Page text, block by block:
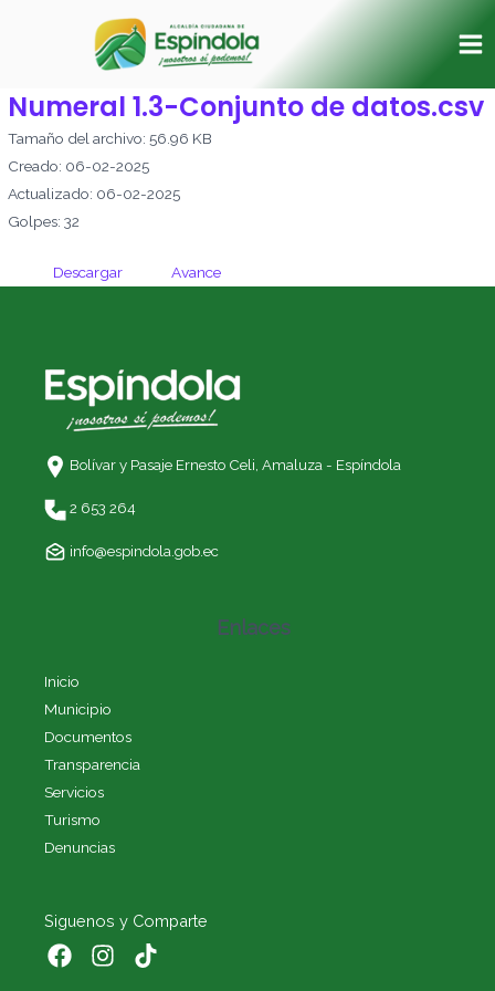
Numeral 1.3-Conjunto de datos.csv
Tamaño del archivo: 56.96 KB
Creado: 06-02-2025
Actualizado: 06-02-2025
Golpes: 32
Descargar Avance
Bolívar y Pasaje Ernesto Celi, Amaluza - Espíndola
2 653 264
info@espindola.gob.ec
Enlaces
Inicio
Municipio
Documentos
Transparencia
Servicios
Turismo
Denuncias
Siguenos y Comparte